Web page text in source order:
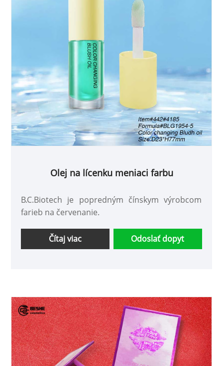
Olej na lícenku meniaci farbu
B.C.Biotech je popredným čínskym výrobcom
farieb na červenanie.
Čítaj viac Odoslať dopyt